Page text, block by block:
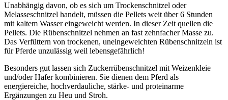
Unabhängig davon, ob es sich um Trockenschnitzel oder
Melasseschnitzel handelt, müssen die Pellets weit über 6 Stunden
mit kaltem Wasser eingeweicht werden. In dieser Zeit quellen die
Pellets. Die Rübenschnitzel nehmen an fast zehnfacher Masse zu.
Das Verfüttern von trockenen, uneingeweichten Rübenschnitzeln ist
für Pferde unzulässig weil lebensgefährlich!
Besonders gut lassen sich Zuckerrübenschnitzel mit Weizenkleie
und/oder Hafer kombinieren. Sie dienen dem Pferd als
energiereiche, hochverdauliche, stärke- und proteinarme
Ergänzungen zu Heu und Stroh.